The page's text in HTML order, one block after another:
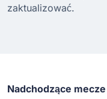
zaktualizować.
Nadchodzące mecze